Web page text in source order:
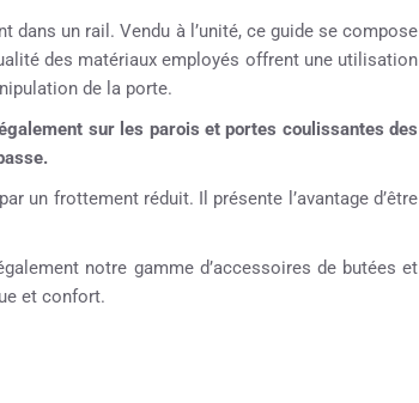
un rail. Vendu à l’unité, ce guide se compose
des matériaux employés offrent une utilisation
de la porte.
sur les parois et portes coulissantes des
un frottement réduit. Il présente l’avantage d’être
notre gamme d’accessoires de butées et
et confort.